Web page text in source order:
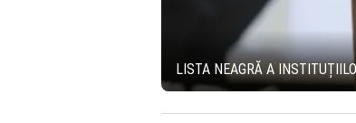
LISTA NEAGRĂ A